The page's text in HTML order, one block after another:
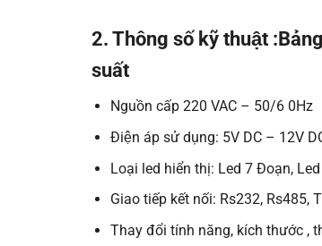
2. Thông số kỹ thuật
suất
Nguồn cấp 220 VAC – 50/6 0Hz
Điện áp sử dụng: 5V DC – 12V
Loại led hiển thị: Led 7 Đoạn,
Giao tiếp kết nối: Rs232, Rs485,
Thay đổi tính năng, kích thước ,